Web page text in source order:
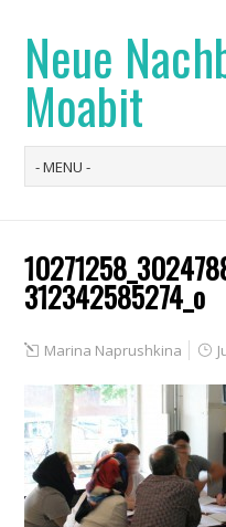
Neue
Moabit
312342585274_o
Marina Naprushkina